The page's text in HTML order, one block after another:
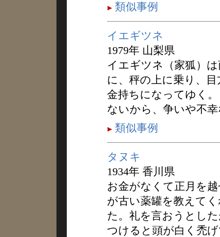
類似事例
イエギツネ
1979年 山梨県
イエギツネ（家狐）
に、秤の上に乗り、
金持ちになってゆく
ないから、争いや不
類似事例
タヌキ
1934年 香川県
お金がなくて正月を
が古い薬罐を教えて
た。礼を言おうとし
つけると頭が白く禿